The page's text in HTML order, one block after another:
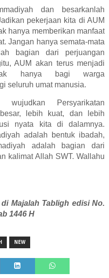
dan besarkanlah
pekerjaan kita di AUM
hanya memberikan manfaat
Jangan hanya semata-mata
bagian dari perjuangan
AUM akan terus menjadi
hanya bagi warga
seluruh umat manusia.
Persyarikatan
lebih kuat, dan lebih
nyata kita di dalamnya.
adalah bentuk ibadah,
adalah bagian dari
kalimat Allah SWT. Wallahu
Majalah Tabligh edisi No.
1446 H
NEW